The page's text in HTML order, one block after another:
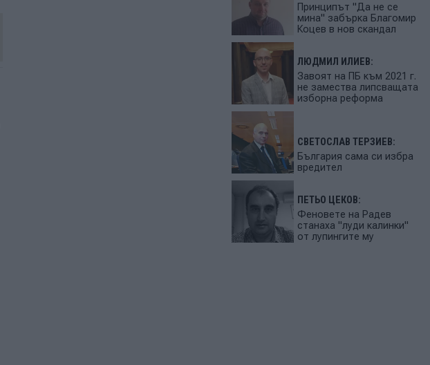
Принципът "Да не се
мина" забърка Благомир
Коцев в нов скандал
ЛЮДМИЛ ИЛИЕВ:
Завоят на ПБ към 2021 г.
не замества липсващата
изборна реформа
СВЕТОСЛАВ ТЕРЗИЕВ:
България сама си избра
вредител
ПЕТЬО ЦЕКОВ:
Феновете на Радев
станаха "луди калинки"
от лупингите му